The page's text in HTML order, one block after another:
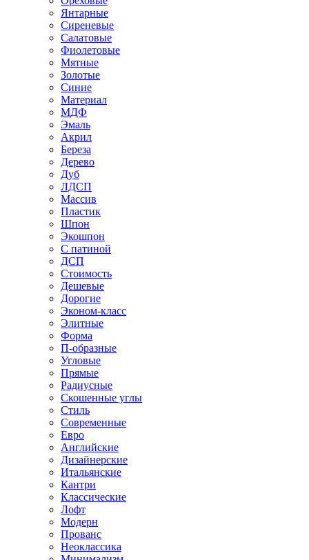
Янтарные
Сиреневые
Салатовые
Фиолетовые
Мятные
Золотые
Синие
Материал
МДФ
Эмаль
Акрил
Береза
Дерево
Дуб
ЛДСП
Массив
Пластик
Шпон
Экошпон
С патиной
ДСП
Стоимость
Дешевые
Дорогие
Эконом-класс
Элитные
Форма
П-образные
Угловые
Прямые
Радиусные
Скошенные углы
Стиль
Современные
Евро
Английские
Дизайнерские
Итальянские
Кантри
Классические
Лофт
Модерн
Прованс
Неоклассика